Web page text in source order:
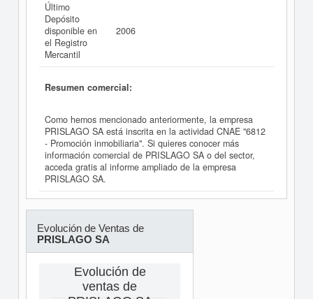
Último
Depósito
disponible en
el Registro
Mercantil
2006
Resumen comercial:
Como hemos mencionado anteriormente, la empresa
PRISLAGO SA está inscrita en la actividad CNAE "6812
- Promoción inmobiliaria". Si quieres conocer más
información comercial de PRISLAGO SA o del sector,
acceda gratis al informe ampliado de la empresa
PRISLAGO SA.
Evolución de Ventas de
PRISLAGO SA
Evolución de
ventas de